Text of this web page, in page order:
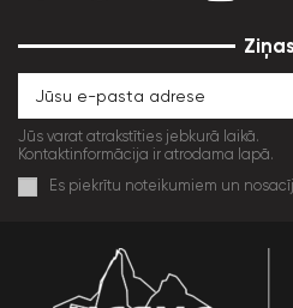
Ziņas
Jūs varat atrakstīties jebkurā laikā.
Kontaktinformācija ir atrodama lapā.
Es piekrītu noteikumiem un